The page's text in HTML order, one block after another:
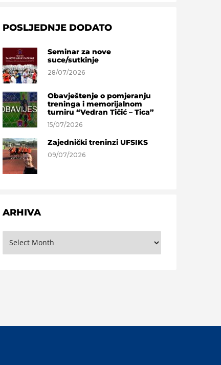
POSLJEDNJE DODATO
Seminar za nove
suce/sutkinje
28/07/2026
Obavještenje o pomjeranju
treninga i memorijalnom
turniru “Vedran Tičić – Tica”
15/07/2026
Zajednički treninzi UFSIKS
09/07/2026
ARHIVA